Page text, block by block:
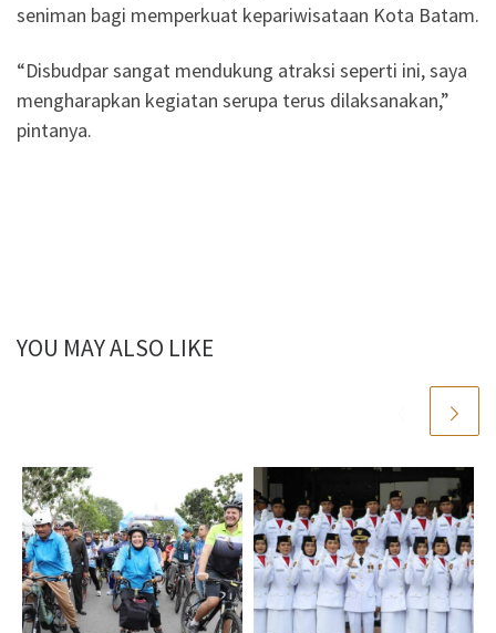
seniman bagi memperkuat kepariwisataan Kota Batam.
“Disbudpar sangat mendukung atraksi seperti ini, saya
mengharapkan kegiatan serupa terus dilaksanakan,”
pintanya.
YOU MAY ALSO LIKE